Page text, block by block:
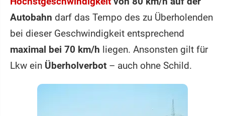
Autobahn darf das Tempo des zu Überholenden
bei dieser Geschwindigkeit entsprechend
maximal bei 70 km/h liegen. Ansonsten gilt für
Lkw ein Überholverbot – auch ohne Schild.